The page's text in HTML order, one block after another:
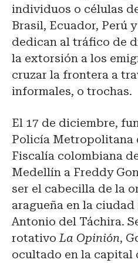
individuos o células
Brasil, Ecuador, Perú
dedican al tráfico de
la extorsión a los
cruzar la frontera a
informales, o trochas.
El 17 de diciembre,
Policía Metropolitana
Fiscalía colombiana
Medellín a Freddy
ser el cabecilla de la
aragueña en la
Antonio del Táchira.
rotativoLa Opinión,
ocultado en la capital